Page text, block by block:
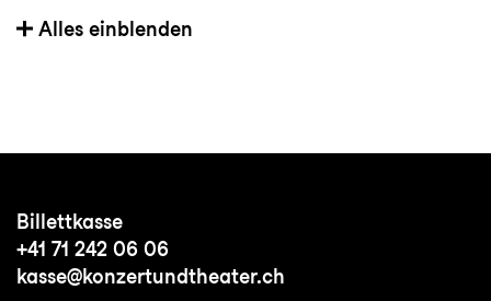
und dem legendären Yehudi Menuhin. Im
Laufe seiner Karriere gewann er nationale
Albrecht und wirkte als Konzertmeister in
Orchestern wie dem Qatar Philharmonic
Orchestra und dem Orquesta Sinfónica de
Alles einblenden
Billettkasse
+41 71 242 06 06
kasse@konzertundtheater.ch